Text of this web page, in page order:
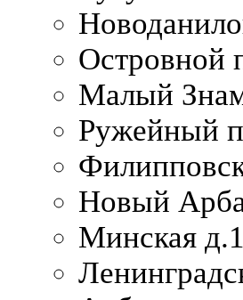
Островной
Малый
Ружейный
Новый
Минская